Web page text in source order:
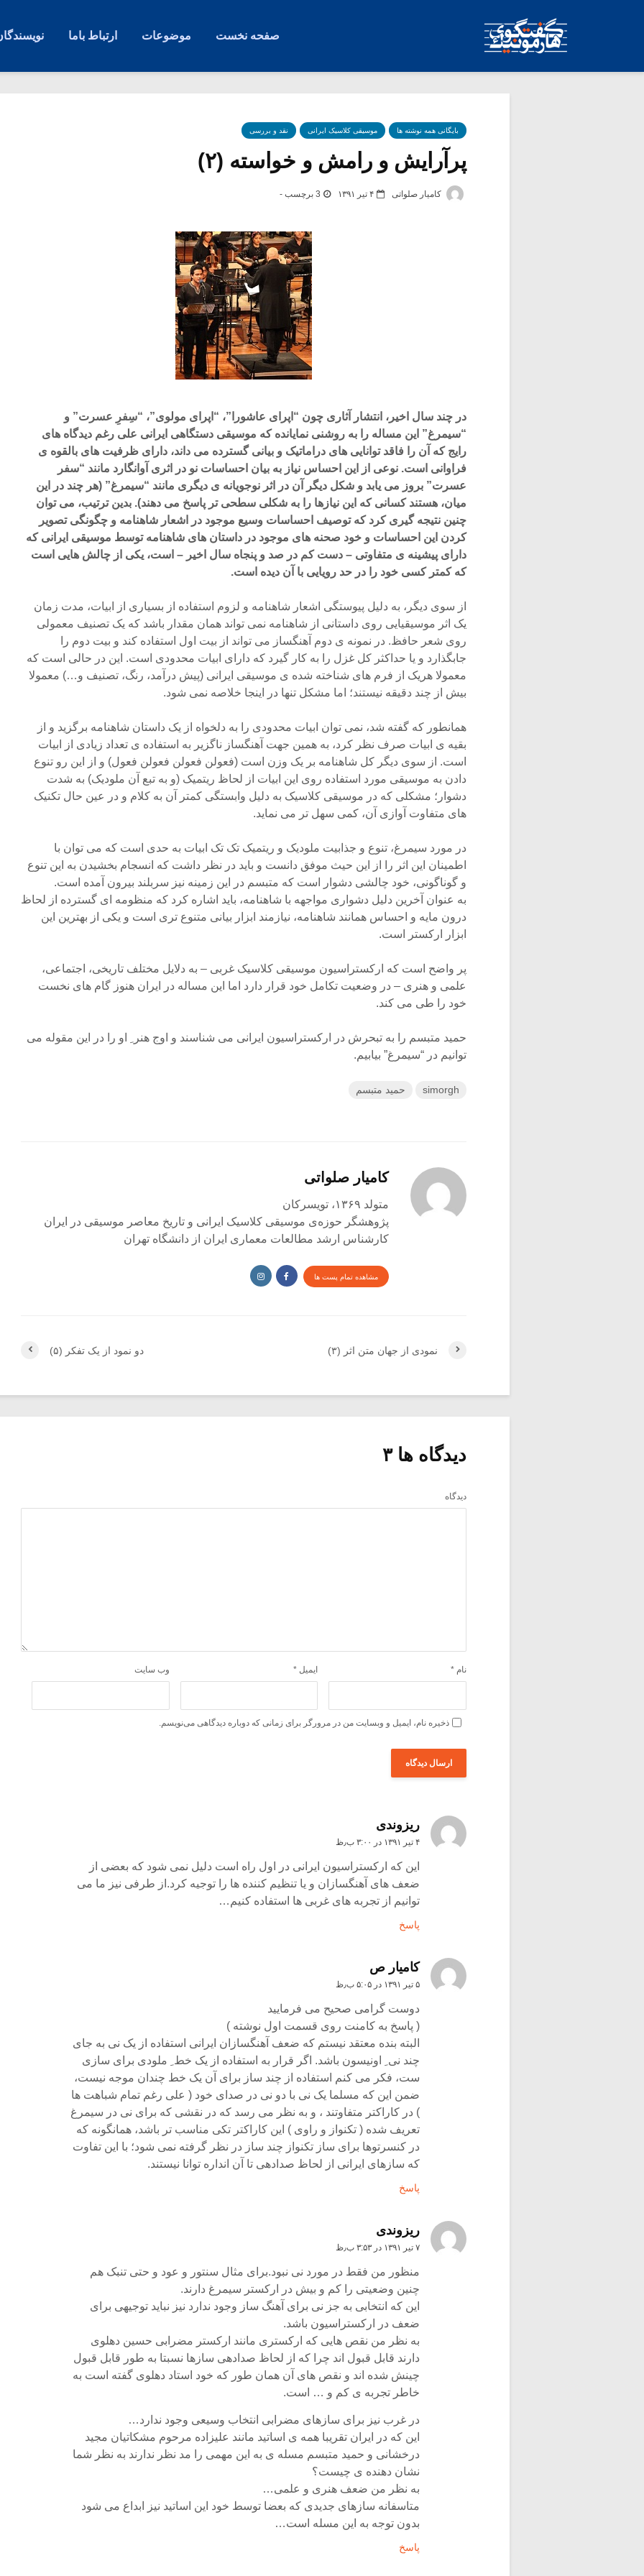
صفحه نخست موضوعات ارتباط باما
بایگانی همه نوشته ها موسیقی کلاسیک ایرانی نقد و بررسی
پرآرایش و رامش و خواسته (۲)
کامیار صلواتی ۴ تیر ۱۳۹۱ 3 برچسب -
در چند سال اخیر، انتشار آثاری چون “اپرای عاشورا”، “اپرای مولوی”، “سِفرِ عسرت” و
“سیمرغ” این مساله را به روشنی نمایانده که موسیقی دستگاهی ایرانی علی رغم دیدگاه های
رایج که آن را فاقد توانایی های دراماتیک و بیانی گسترده می داند، دارای ظرفیت های بالقوه ی
فراوانی است. نوعی از این احساس نیاز به بیان احساسات نو در اثری آوانگارد مانند “سفر
عسرت” بروز می یابد و شکل دیگر آن در اثر نوجویانه ی دیگری مانند “سیمرغ” (هر چند در این
میان، هستند کسانی که این نیازها را به شکلی سطحی تر پاسخ می دهند). بدین ترتیب، می توان
چنین نتیجه گیری کرد که توصیف احساسات وسیع موجود در اشعار شاهنامه و چگونگی تصویر
کردن این احساسات و خود صحنه های موجود در داستان های شاهنامه توسط موسیقی ایرانی که
دارای پیشینه ی متفاوتی – دست کم در صد و پنجاه سال اخیر – است، یکی از چالش هایی است
که کمتر کسی خود را در حد رویایی با آن دیده است.
از سوی دیگر، به دلیل پیوستگی اشعار شاهنامه و لزوم استفاده از بسیاری از ابیات، مدت زمان
یک اثر موسیقیایی روی داستانی از شاهنامه نمی تواند همان مقدار باشد که یک تصنیف معمولی
روی شعر حافظ. در نمونه ی دوم آهنگساز می تواند از بیت اول استفاده کند و بیت دوم را
جابگذارد و یا حداکثر کل غزل را به کار گیرد که دارای ابیات محدودی است. این در حالی است که
معمولا هریک از فرم های شناخته شده ی موسیقی ایرانی (پیش درآمد، رنگ، تصنیف و…) معمولا
بیش از چند دقیقه نیستند؛ اما مشکل تنها در اینجا خلاصه نمی شود.
همانطور که گفته شد، نمی توان ابیات محدودی را به دلخواه از یک داستان شاهنامه برگزید و از
بقیه ی ابیات صرف نظر کرد، به همین جهت آهنگساز ناگزیر به استفاده ی تعداد زیادی از ابیات
است. از سوی دیگر کل شاهنامه بر یک وزن است (فعولن فعولن فعولن فعول) و از این رو تنوع
دادن به موسیقی مورد استفاده روی این ابیات از لحاظ ریتمیک (و به تبع آن ملودیک) به شدت
دشوار؛ مشکلی که در موسیقی کلاسیک به دلیل وابستگی کمتر آن به کلام و در عین حال تکنیک
های متفاوت آوازی آن، کمی سهل تر می نماید.
در مورد سیمرغ، تنوع و جذابیت ملودیک و ریتمیک تک تک ابیات به حدی است که می توان با
اطمینان این اثر را از این حیث موفق دانست و باید در نظر داشت که انسجام بخشیدن به این تنوع
و گوناگونی، خود چالشی دشوار است که متبسم در این زمینه نیز سربلند بیرون آمده است.
به عنوان آخرین دلیل دشواری مواجهه با شاهنامه، باید اشاره کرد که منظومه ای گسترده از لحاظ
درون مایه و احساس همانند شاهنامه، نیازمند ابزار بیانی متنوع تری است و یکی از بهترین این
ابزار ارکستر است.
پر واضح است که ارکستراسیون موسیقی کلاسیک غربی – به دلایل مختلف تاریخی، اجتماعی،
علمی و هنری – در وضعیت تکامل خود قرار دارد اما این مساله در ایران هنوز گام های نخست
خود را طی می کند.
حمید متبسم را به تبحرش در ارکستراسیون ایرانی می شناسند و اوج هنر ِ او را در این مقوله می
توانیم در “سیمرغ” بیابیم.
simorgh حمید متبسم
کامیار صلواتی
متولد ۱۳۶۹، تویسرکان
پژوهشگر حوزه‌ی موسیقی کلاسیک ایرانی و تاریخ معاصر موسیقی در ایران
کارشناس ارشد مطالعات معماری ایران از دانشگاه تهران
مشاهده تمام پست ها
دو نمود از یک تفکر (۵) نمودی از جهان متن اثر (۳)
دیدگاه ها ۳
دیدگاه
نام * ایمیل * وب‌ سایت
ذخیره نام، ایمیل و وبسایت من در مرورگر برای زمانی که دوباره دیدگاهی می‌نویسم.
ریزوندی
۴ تیر ۱۳۹۱ در ۳:۰۰ ب٫ظ
این که ارکستراسیون ایرانی در اول راه است دلیل نمی شود که بعضی از
ضعف های آهنگسازان و یا تنظیم کننده ها را توجیه کرد.از طرفی نیز ما می
توانیم از تجربه های غربی ها استفاده کنیم…
پاسخ
کامیار ص
۵ تیر ۱۳۹۱ در ۵:۰۵ ب٫ظ
دوست گرامی صحیح می فرمایید
( پاسخ به کامنت روی قسمت اول نوشته )
البته بنده معتقد نیستم که ضعف آهنگسازان ایرانی استفاده از یک نی به جای
چند نی ِ اونیسون باشد. اگر قرار به استفاده از یک خط ِ ملودی برای سازی
ست، فکر می کنم استفاده از چند ساز برای آن یک خط چندان موجه نیست،
ضمن این که مسلما یک نی با دو نی در صدای خود ( علی رغم تمام شباهت ها
) در کاراکتر متفاوتند ، و به نظر می رسد که در نقشی که برای نی در سیمرغ
تعریف شده ( تکنواز و راوی ) این کاراکتر تکی مناسب تر باشد، همانگونه که
در کنسرتوها برای ساز تکنواز چند ساز در نظر گرفته نمی شود؛ با این تفاوت
که سازهای ایرانی از لحاظ صدادهی تا آن انداره توانا نیستند.
پاسخ
ریزوندی
۷ تیر ۱۳۹۱ در ۳:۵۳ ب٫ظ
منظور من فقط در مورد نی نبود.برای مثال سنتور و عود و حتی تنبک هم
چنین وضعیتی را کم و بیش در ارکستر سیمرغ دارند.
این که انتخابی به جز نی برای آهنگ ساز وجود ندارد نیز نباید توجیهی برای
ضعف در ارکستراسیون باشد.
به نظر من نقص هایی که ارکستری مانند ارکستر مضرابی حسین دهلوی
دارند قابل قبول اند چرا که از لحاظ صدادهی سازها نسبتا به طور قابل قبول
چینش شده اند و نقص های آن همان طور که خود استاد دهلوی گفته است به
خاطر تجربه ی کم و … است.
در غرب نیز برای سازهای مضرابی انتخاب وسیعی وجود ندارد…
این که در ایران تقریبا همه ی اساتید مانند علیزاده مرحوم مشکاتیان مجید
درخشانی و حمید متبسم مسله ی به این مهمی را مد نظر ندارند به نظر شما
نشان دهنده ی چیست؟
به نظر من ضعف هنری و علمی…
متاسفانه سازهای جدیدی که بعضا توسط خود این اساتید نیز ابداع می شود
بدون توجه به این مسله است…
پاسخ